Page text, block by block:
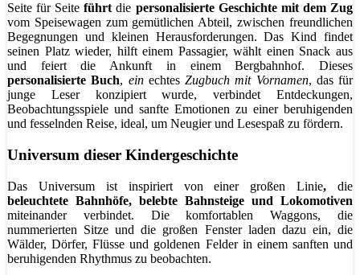
Seite für Seiteführt die personalisierte Geschichte mit dem Zug
vom Speisewagen zum gemütlichen Abteil, zwischen freundlichen
Begegnungen und kleinen Herausforderungen. Das Kind findet
seinen Platz wieder, hilft einem Passagier, wählt einen Snack aus
und feiert die Ankunft in einem Bergbahnhof. Dieses
personalisierte Buch, einechtes Zugbuch mit Vornamen, das für
junge Leser konzipiert wurde, verbindet Entdeckungen,
Beobachtungsspiele und sanfte Emotionen zu einer beruhigenden
und fesselnden Reise, ideal, um Neugier und Lesespaß zu fördern.
Universum dieser Kindergeschichte
Das Universum ist inspiriert von einer großen Linie, die
beleuchtete Bahnhöfe, belebte Bahnsteige und Lokomotiven
miteinander verbindet. Die komfortablen Waggons, die
nummerierten Sitze und die großen Fenster laden dazu ein, die
Wälder, Dörfer, Flüsse und goldenen Felder in einem sanften und
beruhigenden Rhythmus zu beobachten.